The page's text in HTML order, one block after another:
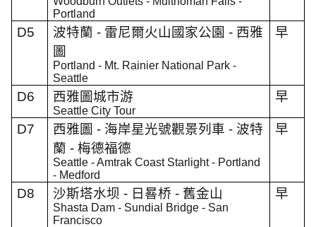
Portland
D5 波特蘭 - 雷尼爾火山國家公園 - 西雅
圖
Portland - Mt. Rainier National Park -
Seattle
早
D6 西雅圖城市游
Seattle City Tour
早
D7 西雅圖 - 海岸星光號觀景列車 - 波特
蘭 -梅德福德
Seattle - Amtrak Coast Starlight - Portland
- Medford
早
D8 沙斯塔水坝 - 日晷桥 - 舊金山
Shasta Dam - Sundial Bridge - San
Francisco
早